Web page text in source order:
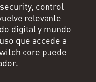
control
relevante
digital y mundo
que accede a
core puede